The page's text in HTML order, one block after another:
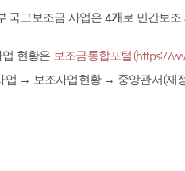
국고보조금 사업은 4개로 민간보조
현황은 보조금통합포털(https://
업 → 보조사업현황 → 중앙관서(재